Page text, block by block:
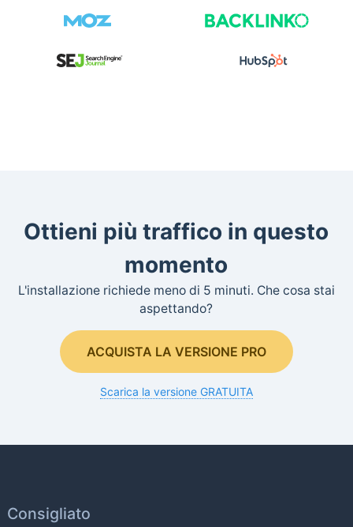
Ottieni più traffico in questo
momento
L'installazione richiede meno di 5 minuti. Che cosa stai
aspettando?
ACQUISTA LA VERSIONE PRO
Scarica la versione GRATUITA
Consigliato